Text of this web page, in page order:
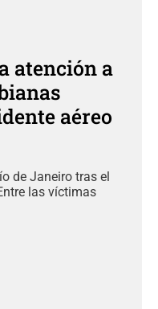
atención a
aéreo
de Janeiro tras el
las víctimas